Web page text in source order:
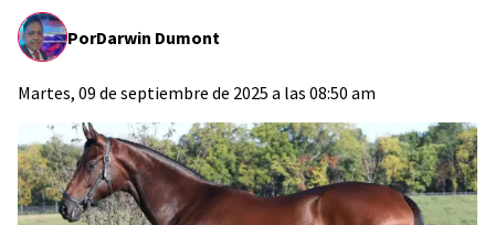
PorDarwin Dumont
Martes, 09 de septiembre de 2025 a las 08:50 am